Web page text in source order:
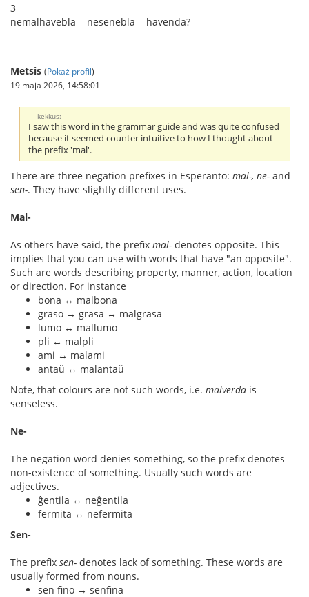
3
nemalhavebla = nesenebla = havenda?
Metsis (Pokaż profil)
19 maja 2026, 14:58:01
kekkus:
I saw this word in the grammar guide and was quite confused
because it seemed counter intuitive to how I thought about
the prefix 'mal'.
There are three negation prefixes in Esperanto: mal-, ne- and
sen-. They have slightly different uses.
Mal-
As others have said, the prefix mal- denotes opposite. This
implies that you can use with words that have "an opposite".
Such are words describing property, manner, action, location
or direction. For instance
bona ↔ malbona
graso → grasa ↔ malgrasa
lumo ↔ mallumo
pli ↔ malpli
ami ↔ malami
antaŭ ↔ malantaŭ
Note, that colours are not such words, i.e. malverda is
senseless.
Ne-
The negation word denies something, so the prefix denotes
non-existence of something. Usually such words are
adjectives.
ĝentila ↔ neĝentila
fermita ↔ nefermita
Sen-
The prefix sen- denotes lack of something. These words are
usually formed from nouns.
sen fino → senfina